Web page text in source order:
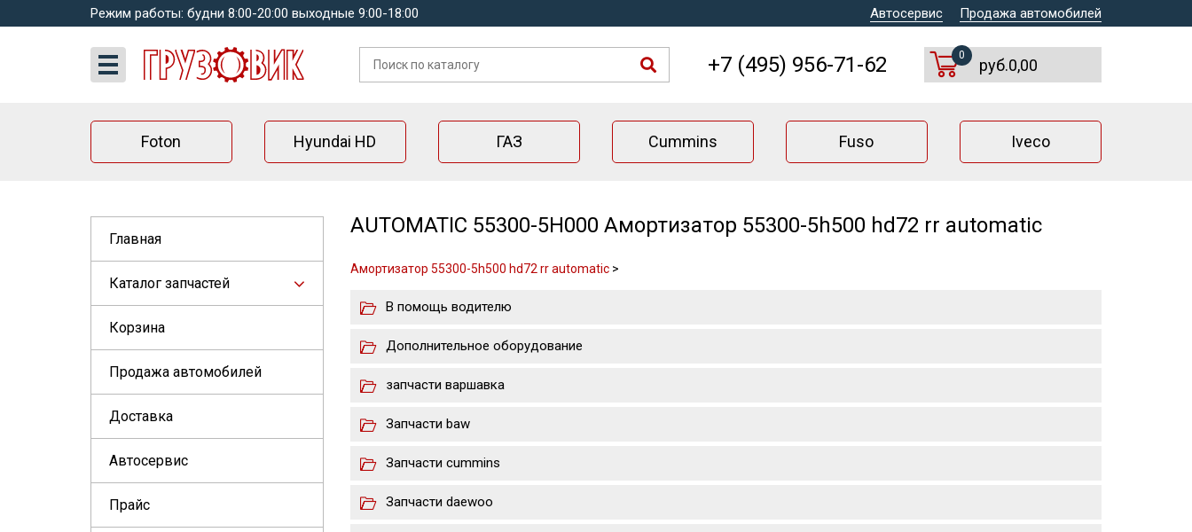
Режим работы: будни 8:00-20:00 выходные 9:00-18:00 Автосервис Продажа автомобилей
+7 (495) 956-71-62 0
руб.0,00
Foton Hyundai HD ГАЗ Cummins Fuso Iveco
Главная
Каталог запчастей
Корзина
Продажа автомобилей
Доставка
Автосервис
Прайс
AUTOMATIC 55300-5H000 Амортизатор 55300-5h500 hd72 rr automatic
Амортизатор 55300-5h500 hd72 rr automatic>
В помощь водителю
Дополнительное оборудование
запчасти варшавка
Запчасти baw
Запчасти cummins
Запчасти daewoo